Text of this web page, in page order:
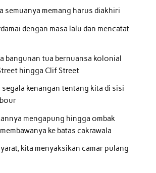
semuanya memang harus diakhiri
dengan masa lalu dan mencatat
bangunan tua bernuansa kolonial
hingga Clif Street
kenangan tentang kita di sisi
mengapung hingga ombak
ke batas cakrawala
kita menyaksikan camar pulang